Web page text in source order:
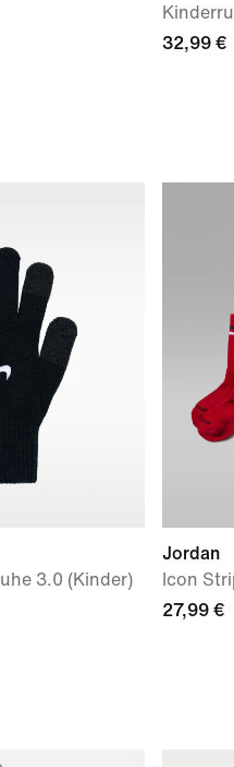
32,99 €
3.0 (Kinder)
Jordan
Icon
27,99 €